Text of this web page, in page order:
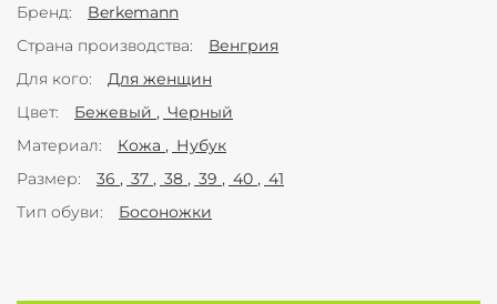
Бренд
Berkemann
Страна производства
Венгрия
Для кого
Для женщин
Цвет
Бежевый
Черный
Материал
Кожа
Нубук
Размер
36 37 38 39 40
41
Тип обуви
Босоножки